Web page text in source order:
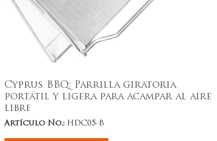
Cyprus BBQ: Parrilla giratoria
portátil y ligera para acampar al aire
libre
Artículo No.:HDC05-B